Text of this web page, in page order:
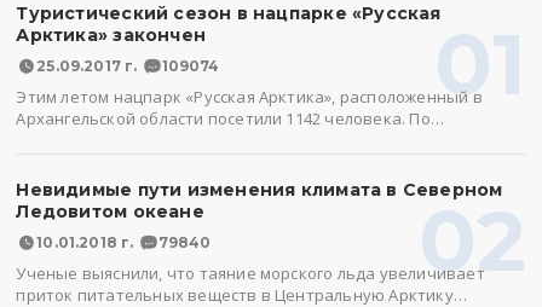
01
Туристический сезон в нацпарке «Русская
Арктика» закончен
25.09.2017 г. 109074
Этим летом нацпарк «Русская Арктика», расположенный в
Архангельской области посетили 1142 человека. По…
02
Невидимые пути изменения климата в Северном
Ледовитом океане
10.01.2018 г. 79840
Ученые выяснили, что таяние морского льда увеличивает
приток питательных веществ в Центральную Арктику…